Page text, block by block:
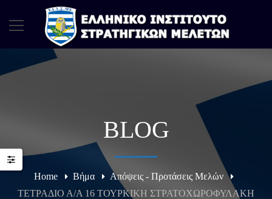
BLOG
Home Βήμα
Απόψεις - Προτάσεις Μελών
ΤΕΤΡΑΔΙΟ Α/Α 16 ΤΟΥΡΚΙΚΗ ΣΤΡΑΤΟΧΩΡΟΦΥΛΑΚΗ